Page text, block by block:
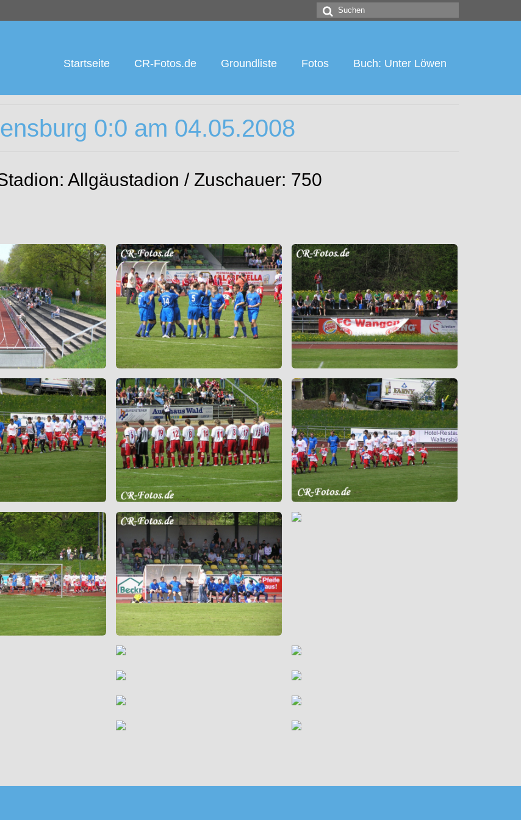
Suchen
nach:
Startseite CR-Fotos.de Groundliste Fotos Buch: Unter Löwen
0:0 am 04.05.2008
Allgäustadion / Zuschauer: 750